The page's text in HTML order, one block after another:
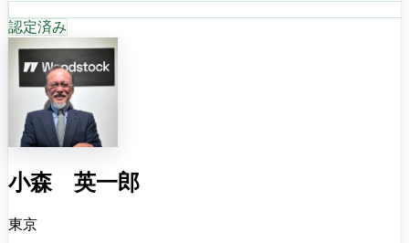
認定済み
小森 英一郎
東京